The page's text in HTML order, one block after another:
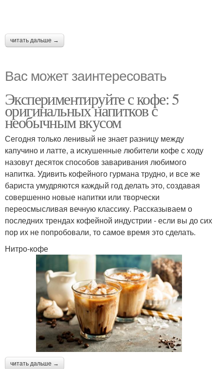
читать дальше →
Вас может заинтересовать
Экспериментируйте с кофе: 5
оригинальных напитков с
необычным вкусом
Сегодня только ленивый не знает разницу между
капучино и латте, а искушенные любители кофе с ходу
назовут десяток способов заваривания любимого
напитка. Удивить кофейного гурмана трудно, и все же
бариста умудряются каждый год делать это, создавая
совершенно новые напитки или творчески
переосмысливая вечную классику. Рассказываем о
последних трендах кофейной индустрии - если вы до сих
пор их не попробовали, то самое время это сделать.
Нитро-кофе
читать дальше →